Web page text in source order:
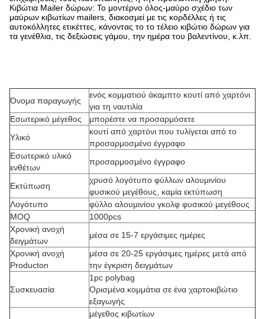
Κιβώτια Mailer δώρων: Το μοντέρνο όλος-μαύρο σχέδιο των
μαύρων κιβωτίων mailers, διακοσμεί με τις κορδέλλες ή τις
αυτοκόλλητες ετικέττες, κάνοντας το το τέλειο κιβώτιο δώρων για
τα γενέθλια, τις δεξιώσεις γάμου, την ημέρα του βαλεντίνου, κ.λπ.
Όνομα παραγωγής
ενός κομματιού άκαμπτο κουτί από χαρτόνι
για τη ναυτιλία
Εσωτερικό μέγεθος
μπορέστε να προσαρμόσετε
Υλικό
κουτί από χαρτόνι που τυλίγεται από το
προσαρμοσμένο έγγραφο
Εσωτερικό υλικό
ενθέτων
προσαρμοσμένο έγγραφο
Εκτύπωση
χρυσό λογότυπο φύλλων αλουμινίου
φυσικού μεγέθους, καμία εκτύπωση
Λογότυπο
φύλλο αλουμινίου γκολφ φυσικού μεγέθους
MOQ
1000pcs
Χρονική ανοχή
δειγμάτων
μέσα σε 15-7 εργάσιμες ημέρες
Χρονική ανοχή
Producton
μέσα σε 20-25 εργάσιμες ημέρες μετά από
την έγκριση δειγμάτων
Συσκευασία
1pc polybag
Ορισμένα κομμάτια σε ένα χαρτοκιβώτιο
εξαγωγής
μέγεθος κιβωτίων